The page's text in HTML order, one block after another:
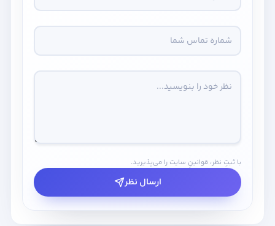
با ثبتِ نظر، قوانینِ سایت را می‌پذیرید.
ارسال نظر